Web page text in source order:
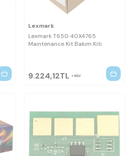
Lexmark
Lexmark T650 40X4765
Maintenance Kit Bakım Kiti
9.224,12TL KDV